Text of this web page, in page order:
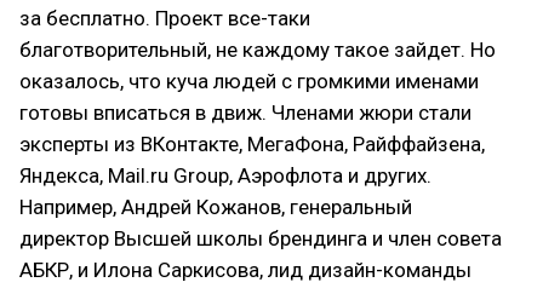
за бесплатно. Проект все-таки
благотворительный, не каждому такое зайдет. Но
оказалось, что куча людей с громкими именами
готовы вписаться в движ. Членами жюри стали
эксперты из ВКонтакте, МегаФона, Райффайзена,
Яндекса, Mail.ru Group, Аэрофлота и других.
Например, Андрей Кожанов, генеральный
директор Высшей школы брендинга и член совета
АБКР, и Илона Саркисова, лид дизайн-команды